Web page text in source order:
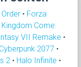
• Forza
Kingdom Come:
VII Remake •
Cyberpunk 2077 •
2 • Halo Infinite •